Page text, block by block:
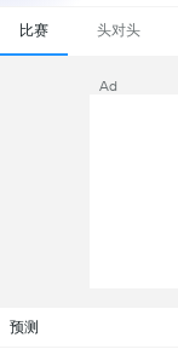
比赛 头对头
Ad
预测